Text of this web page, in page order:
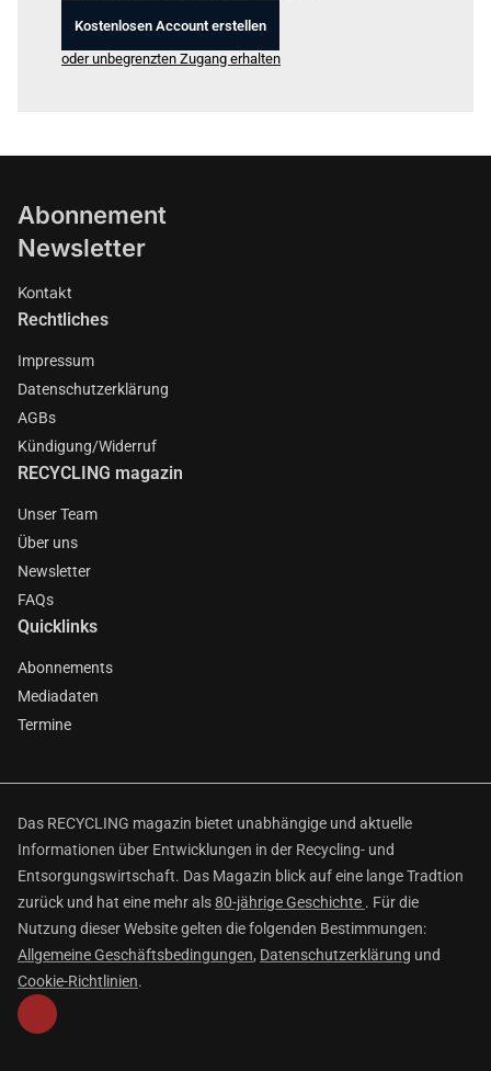
Kostenlosen Account erstellen
oder unbegrenzten Zugang erhalten
Abonnement
Newsletter
Kontakt
Rechtliches
Impressum
Datenschutzerklärung
AGBs
Kündigung/Widerruf
RECYCLING magazin
Unser Team
Über uns
Newsletter
FAQs
Quicklinks
Abonnements
Mediadaten
Termine
Das RECYCLING magazin bietet unabhängige und aktuelle
Informationen über Entwicklungen in der Recycling- und
Entsorgungswirtschaft. Das Magazin blick auf eine lange Tradtion
zurück und hat eine mehr als80-jährige Geschichte . Für die
Nutzung dieser Website gelten die folgenden Bestimmungen:
Allgemeine Geschäftsbedingungen, Datenschutzerklärung und
Cookie-Richtlinien.